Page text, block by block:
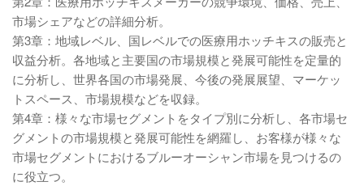
市場シェアなどの詳細分析。
第3章：地域レベル、国レベルでの医療用ホッチキスの販売と
収益分析。各地域と主要国の市場規模と発展可能性を定量的
に分析し、世界各国の市場発展、今後の発展展望、マーケッ
トスペース、市場規模などを収録。
第4章：様々な市場セグメントをタイプ別に分析し、各市場セ
グメントの市場規模と発展可能性を網羅し、お客様が様々な
市場セグメントにおけるブルーオーシャン市場を見つけるの
に役立つ。